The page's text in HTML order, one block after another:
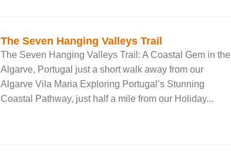
The Seven Hanging Valleys Trail
The Seven Hanging Valleys Trail: A Coastal Gem in the
Algarve, Portugal just a short walk away from our
Algarve Vila Maria Exploring Portugal’s Stunning
Coastal Pathway, just half a mile from our Holiday...